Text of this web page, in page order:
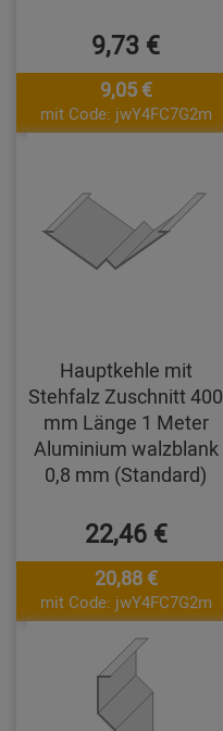
9,73 €
9,05 €
mit Code: jwY4FC7G2m
Hauptkehle mit
Stehfalz Zuschnitt 400
mm Länge 1 Meter
Aluminium walzblank
0,8 mm (Standard)
22,46 €
20,88 €
mit Code: jwY4FC7G2m